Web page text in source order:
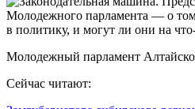
Молодежный парламент
Сейчас читают: